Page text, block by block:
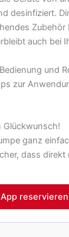
desinfiziert.
Zubehör
auch bei
und
zur
Glückwunsch!
ganz
dass direkt
reservieren